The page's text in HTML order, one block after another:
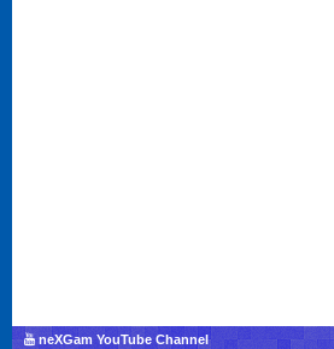
neXGam YouTube Channel